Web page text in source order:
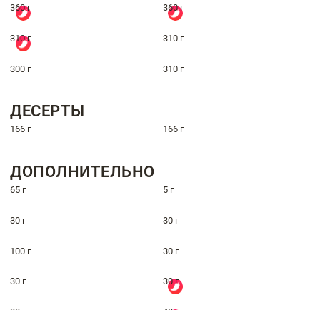
360 г 360 г
310 г 310 г
300 г 310 г
ДЕСЕРТЫ
166 г 166 г
ДОПОЛНИТЕЛЬНО
65 г 5 г
30 г 30 г
100 г 30 г
30 г 30 г